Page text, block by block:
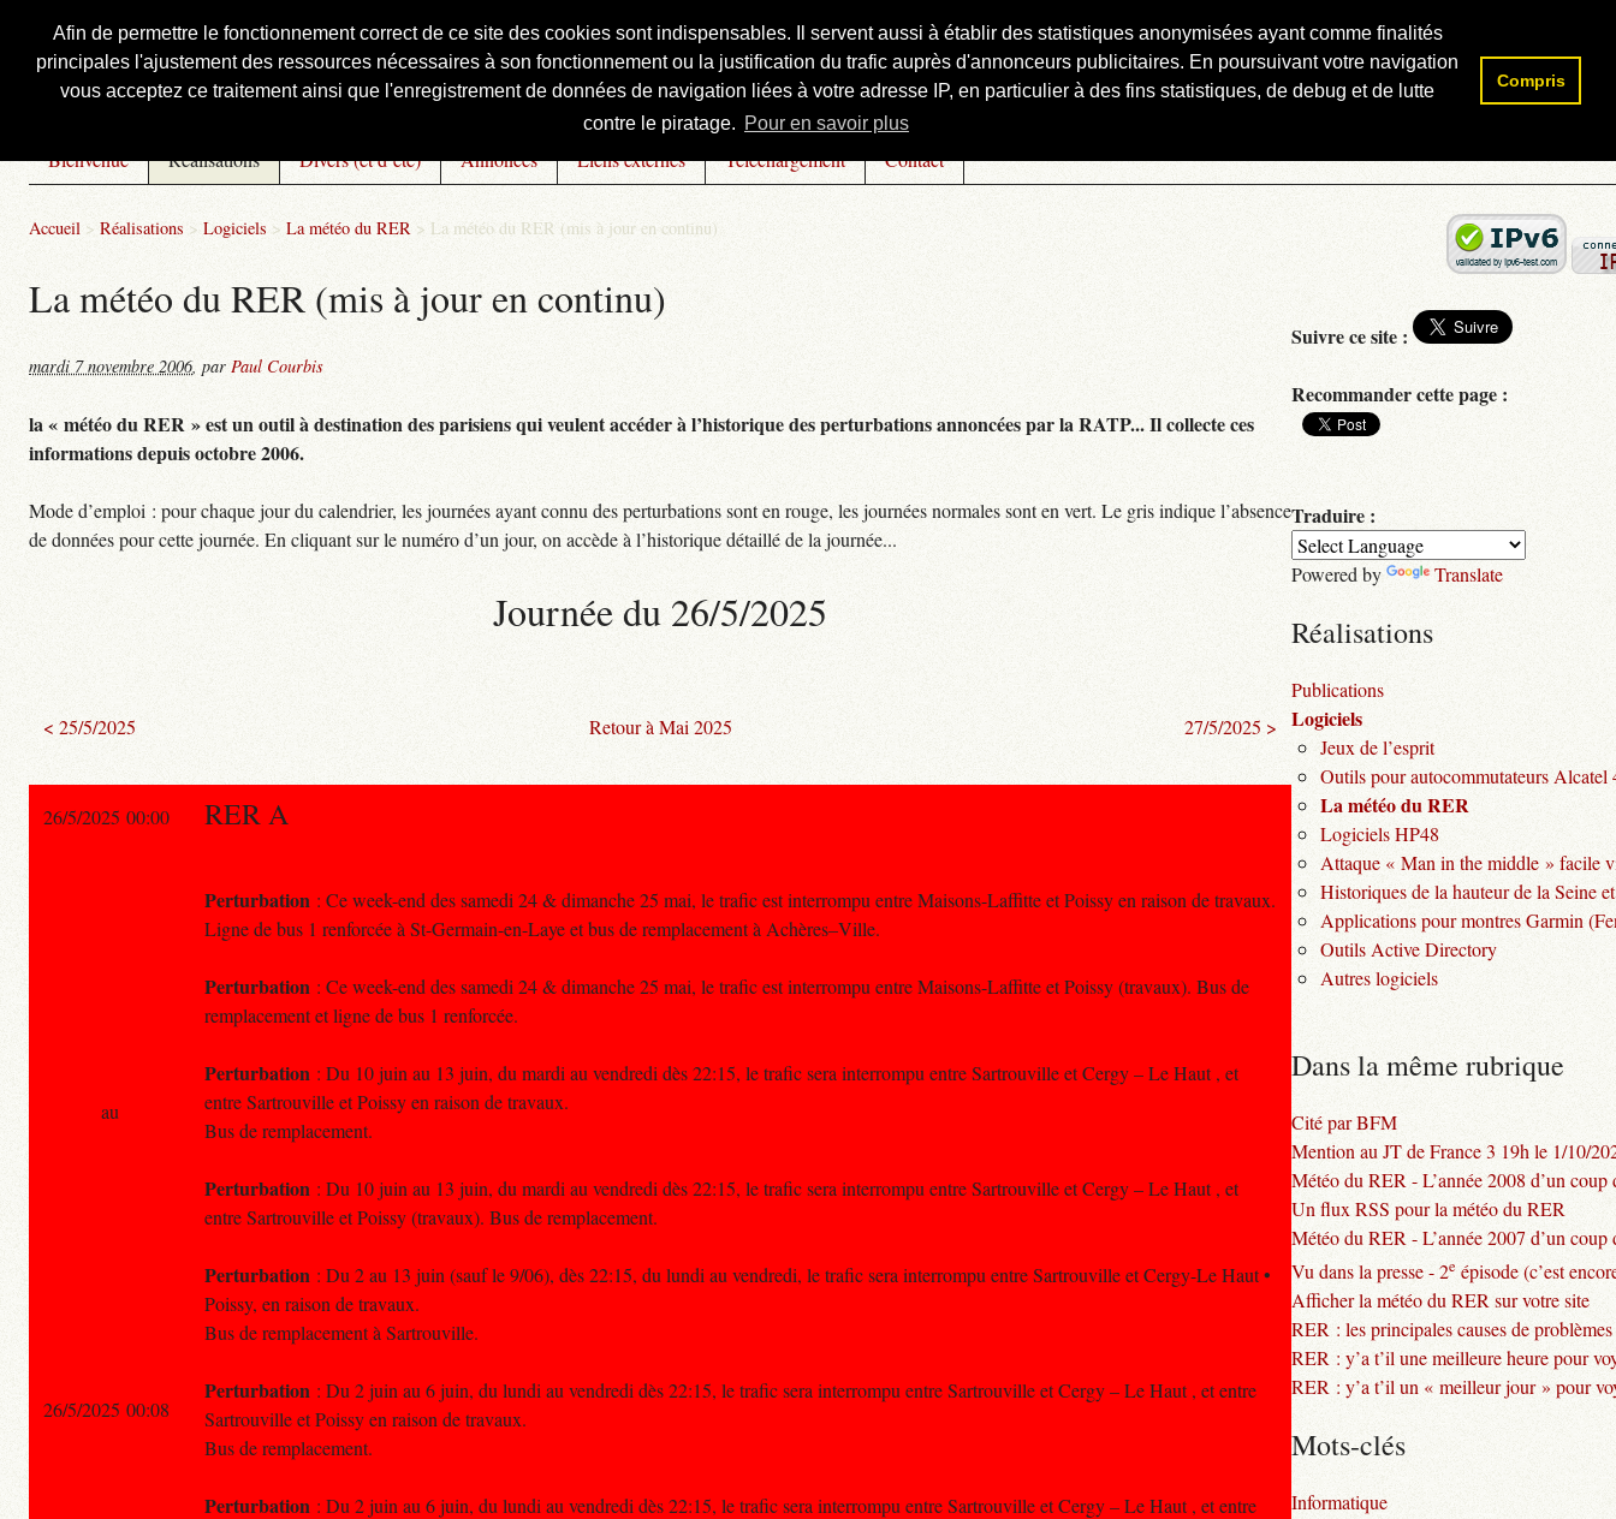
Afin de permettre le fonctionnement correct de ce site des cookies sont indispensables. Il servent aussi à établir des statistiques anonymisées ayant comme finalités
principales l'ajustement des ressources nécessaires à son fonctionnement ou la justification du trafic auprès d'annonceurs publicitaires. En poursuivant votre navigation
vous acceptez ce traitement ainsi que l'enregistrement de données de navigation liées à votre adresse IP, en particulier à des fins statistiques, de debug et de lutte
contre le piratage. Pour en savoir plus
Compris
Courbis, « LE » Blog Officiel
Bienvenue Réalisations Divers (et d’été) Annonces Liens externes Téléchargement Contact
Accueil > Réalisations > Logiciels > La météo du RER > La météo du RER (mis à jour en continu)
La météo du RER (mis à jour en continu)
mardi 7 novembre 2006, par Paul Courbis
la « météo du RER » est un outil à destination des parisiens qui veulent accéder à l’historique des perturbations annoncées par la RATP... Il collecte ces
informations depuis octobre 2006.
Mode d’emploi : pour chaque jour du calendrier, les journées ayant connu des perturbations sont en rouge, les journées normales sont en vert. Le gris indique l’absence
de données pour cette journée. En cliquant sur le numéro d’un jour, on accède à l’historique détaillé de la journée...
Journée du 26/5/2025
< 25/5/2025 Retour à Mai 2025 27/5/2025 >
26/5/2025 00:00 RER A
Perturbation : Ce week-end des samedi 24 & dimanche 25 mai, le trafic est interrompu entre Maisons-Laffitte et Poissy en raison de travaux.
Ligne de bus 1 renforcée à St-Germain-en-Laye et bus de remplacement à Achères–Ville.
Perturbation : Ce week-end des samedi 24 & dimanche 25 mai, le trafic est interrompu entre Maisons-Laffitte et Poissy (travaux). Bus de
remplacement et ligne de bus 1 renforcée.
Perturbation : Du 10 juin au 13 juin, du mardi au vendredi dès 22:15, le trafic sera interrompu entre Sartrouville et Cergy – Le Haut , et
entre Sartrouville et Poissy en raison de travaux.
Bus de remplacement.
Perturbation : Du 10 juin au 13 juin, du mardi au vendredi dès 22:15, le trafic sera interrompu entre Sartrouville et Cergy – Le Haut , et
entre Sartrouville et Poissy (travaux). Bus de remplacement.
Perturbation : Du 2 au 13 juin (sauf le 9/06), dès 22:15, du lundi au vendredi, le trafic sera interrompu entre Sartrouville et Cergy-Le Haut •
Poissy, en raison de travaux.
Bus de remplacement à Sartrouville.
Perturbation : Du 2 juin au 6 juin, du lundi au vendredi dès 22:15, le trafic sera interrompu entre Sartrouville et Cergy – Le Haut , et entre
Sartrouville et Poissy en raison de travaux.
Bus de remplacement.
Perturbation : Du 2 juin au 6 juin, du lundi au vendredi dès 22:15, le trafic sera interrompu entre Sartrouville et Cergy – Le Haut , et entre
au
26/5/2025 00:08
Rechercher :
Suivre ce site :
Recommander cette page :
Traduire :
Powered by Translate
Réalisations
Publications
Logiciels
Jeux de l’esprit
Outils pour autocommutateurs Alcatel
La météo du RER
Logiciels HP48
Attaque « Man in the middle » facile
Historiques de la hauteur de la Seine
Applications pour montres Garmin
Outils Active Directory
Autres logiciels
Dans la même rubrique
Cité par BFM
Mention au JT de France 3 19h le 1/10/
Météo du RER - L’année 2008 d’un coup
Un flux RSS pour la météo du RER
Météo du RER - L’année 2007 d’un coup
Vu dans la presse - 2e épisode (c’est
Afficher la météo du RER sur votre site
RER : les principales causes de problèmes
RER : y’a t’il une meilleure heure pour
RER : y’a t’il un « meilleur jour » pour
Mots-clés
Informatique